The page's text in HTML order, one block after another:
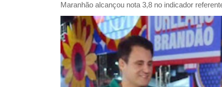
Maranhão alcançou nota 3,8 no indicador